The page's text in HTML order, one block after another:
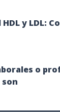
y LDL:
o
son